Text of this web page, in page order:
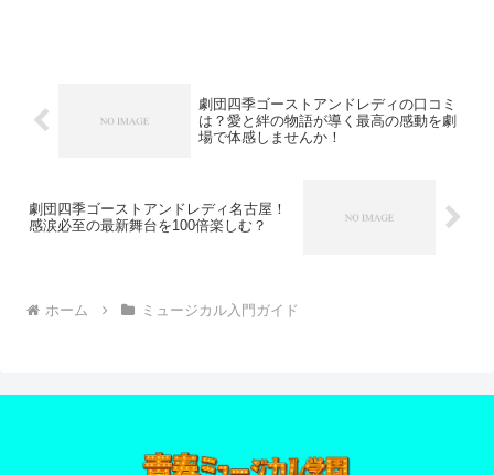
劇団四季ゴーストアンドレディの口コミ
は？愛と絆の物語が導く最高の感動を劇
場で体感しませんか！
劇団四季ゴーストアンドレディ名古屋！
感涙必至の最新舞台を100倍楽しむ？
ホーム ミュージカル入門ガイド